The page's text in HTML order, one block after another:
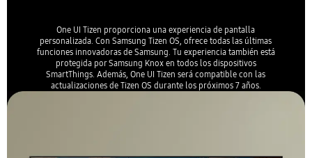
One UI Tizen proporciona una experiencia de pantalla
personalizada. Con Samsung Tizen OS, ofrece todas las últimas
funciones innovadoras de Samsung. Tu experiencia también está
protegida por Samsung Knox en todos los dispositivos
SmartThings. Además, One UI Tizen será compatible con las
actualizaciones de Tizen OS durante los próximos 7 años.